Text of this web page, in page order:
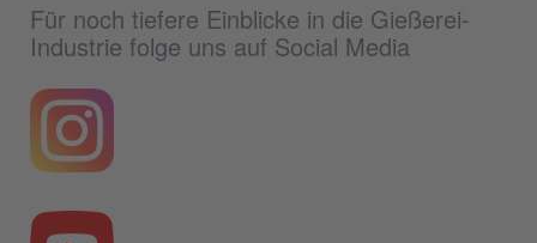
Für noch tiefere Einblicke in die Gießerei-
Industrie folge uns auf Social Media